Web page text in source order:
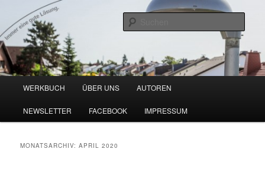
primären
Inhalt
springen
sekundären
Inhalt
springenWerkbuch Online
Blog zu den Themen Energieeffizienz und Digitalisierung
WERKBUCH ÜBER UNS AUTOREN
NEWSLETTER FACEBOOK IMPRESSUM
MONATSARCHIV:APRIL 2020